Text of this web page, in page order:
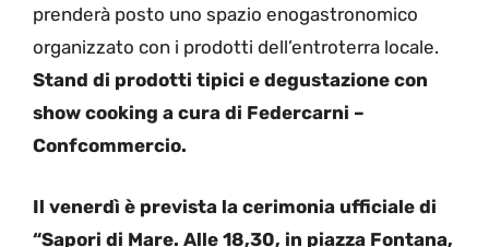
prenderà posto uno spazio enogastronomico
organizzato con i prodotti dell’entroterra locale.
Stand di prodotti tipici e degustazione con
show cooking a cura di Federcarni –
Confcommercio.
Il venerdì è prevista la cerimonia ufficiale di
“Sapori di Mare. Alle 18,30, in piazza Fontana,